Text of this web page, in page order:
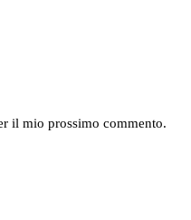
il mio prossimo commento.